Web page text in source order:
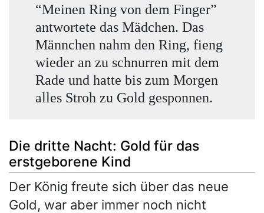
“Meinen Ring von dem Finger”
antwortete das Mädchen. Das
Männchen nahm den Ring, fieng
wieder an zu schnurren mit dem
Rade und hatte bis zum Morgen
alles Stroh zu Gold gesponnen.
Die dritte Nacht: Gold für das
erstgeborene Kind
Der König freute sich über das neue
Gold, war aber immer noch nicht